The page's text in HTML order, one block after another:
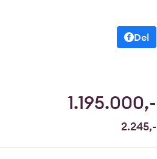
Del
1.195.000,-
2.245,-